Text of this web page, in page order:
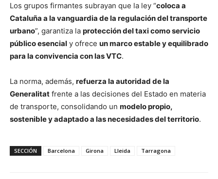
Los grupos firmantes subrayan que la ley “coloca a
Cataluña a la vanguardia de la regulación del transporte
urbano”, garantiza la protección del taxi como servicio
público esencial y ofrece un marco estable y equilibrado
para la convivencia con las VTC.
La norma, además, refuerza la autoridad de la
Generalitat frente a las decisiones del Estado en materia
de transporte, consolidando un modelo propio,
sostenible y adaptado a las necesidades del territorio.
SECCIÓN Barcelona Girona Lleida Tarragona